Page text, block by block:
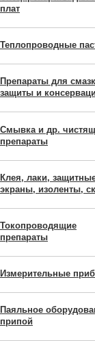
плат
Теплопроводные
Препараты для
защиты и
Смывка и др.
препараты
Клея, лаки,
экраны, изоленты,
Токопроводящие
препараты
Измерительные
Паяльное
припой